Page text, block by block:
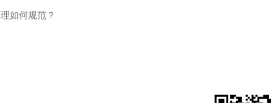
如何规范？